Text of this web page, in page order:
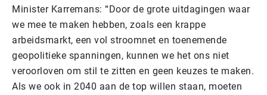
Minister Karremans: “Door de grote uitdagingen waar
we mee te maken hebben, zoals een krappe
arbeidsmarkt, een vol stroomnet en toenemende
geopolitieke spanningen, kunnen we het ons niet
veroorloven om stil te zitten en geen keuzes te maken.
Als we ook in 2040 aan de top willen staan, moeten